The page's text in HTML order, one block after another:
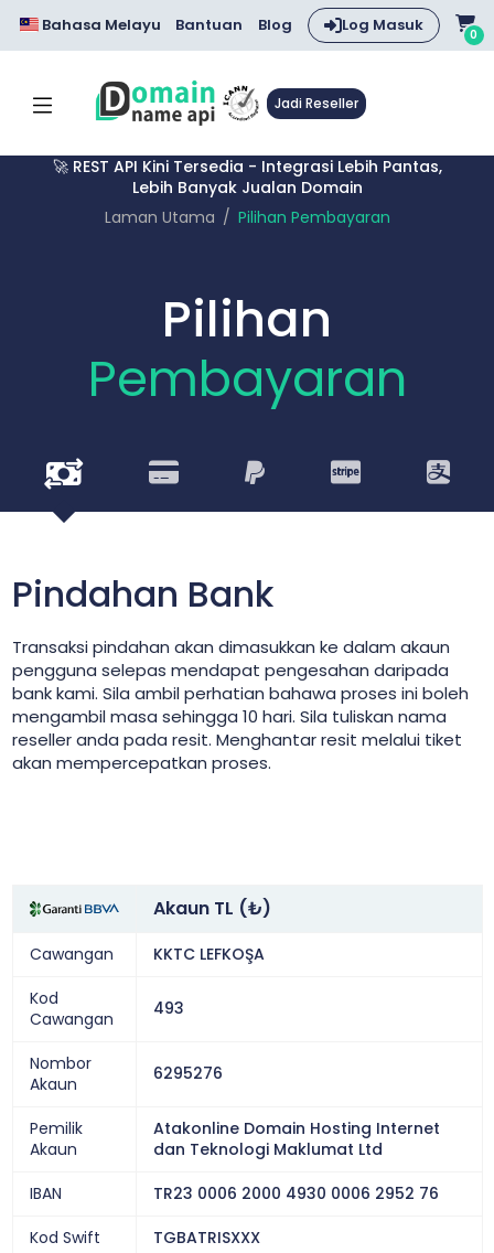
Bahasa Melayu Bantuan Blog Log Masuk 0
Jadi Reseller
🚀 REST API Kini Tersedia - Integrasi Lebih Pantas,
Lebih Banyak Jualan Domain
Laman Utama
Pilihan Pembayaran
Pilihan
Pembayaran
Pindahan Bank
Transaksi pindahan akan dimasukkan ke dalam akaun
pengguna selepas mendapat pengesahan daripada
bank kami. Sila ambil perhatian bahawa proses ini boleh
mengambil masa sehingga 10 hari. Sila tuliskan nama
reseller anda pada resit. Menghantar resit melalui tiket
akan mempercepatkan proses.
Akaun TL (₺)
Cawangan
KKTC LEFKOŞA
Kod
Cawangan
493
Nombor
Akaun
6295276
Pemilik
Akaun
Atakonline Domain Hosting Internet
dan Teknologi Maklumat Ltd
IBAN
TR23 0006 2000 4930 0006 2952 76
Kod Swift
TGBATRISXXX